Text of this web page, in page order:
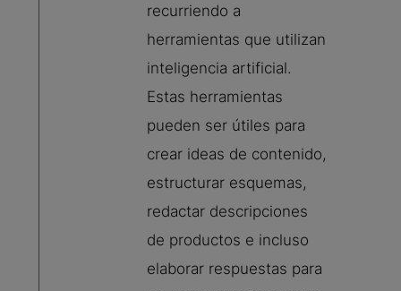
recurriendo a
herramientas que utilizan
inteligencia artificial.
Estas herramientas
pueden ser útiles para
crear ideas de contenido,
estructurar esquemas,
redactar descripciones
de productos e incluso
elaborar respuestas para